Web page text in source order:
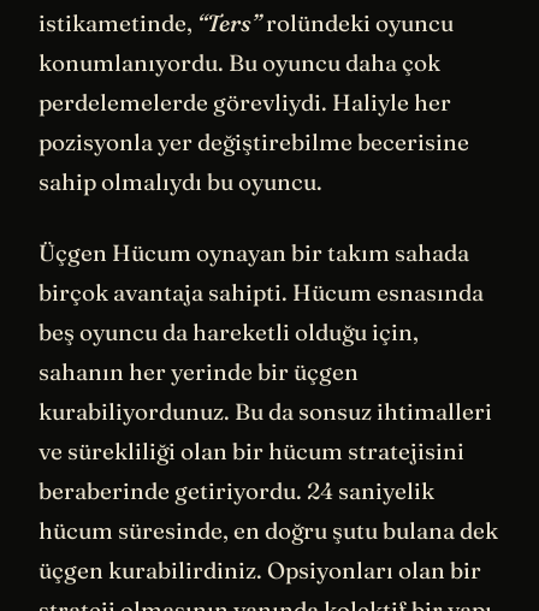
istikametinde, “Ters”rolündeki oyuncu
konumlanıyordu. Bu oyuncu daha çok
perdelemelerde görevliydi. Haliyle her
pozisyonla yer değiştirebilme becerisine
sahip olmalıydı bu oyuncu.
Üçgen Hücum oynayan bir takım sahada
birçok avantaja sahipti. Hücum esnasında
beş oyuncu da hareketli olduğu için,
sahanın her yerinde bir üçgen
kurabiliyordunuz. Bu da sonsuz ihtimalleri
ve sürekliliği olan bir hücum stratejisini
beraberinde getiriyordu. 24 saniyelik
hücum süresinde, en doğru şutu bulana dek
üçgen kurabilirdiniz. Opsiyonları olan bir